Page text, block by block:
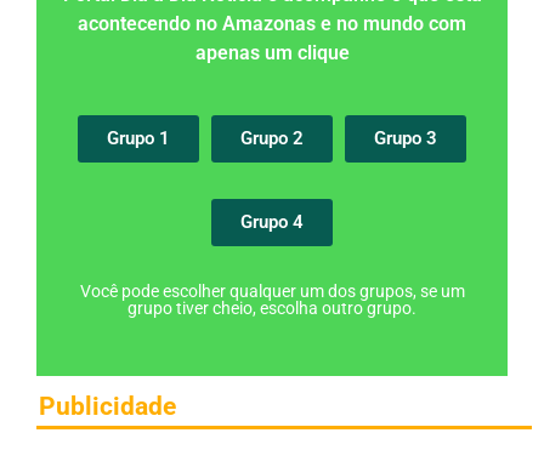
acontecendo no Amazonas e no mundo com
apenas um clique
Grupo 1 Grupo 2 Grupo 3
Grupo 4
Você pode escolher qualquer um dos grupos, se um
grupo tiver cheio, escolha outro grupo.
Publicidade